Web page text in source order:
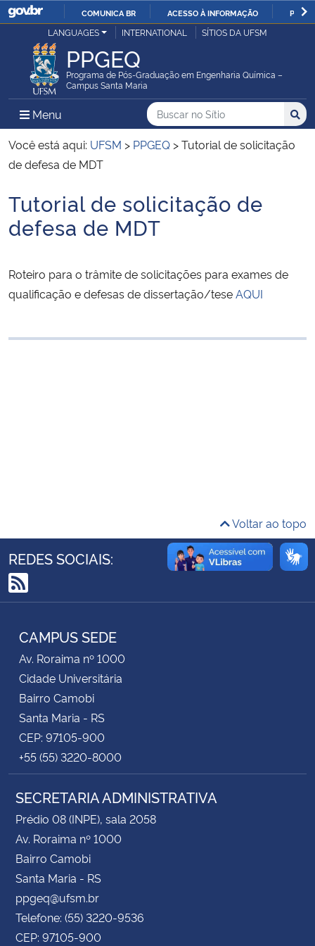
IR
O
COMUNICA BR ACESSO À INFORMAÇÃO
Ministério da Justiça e Segurança Pública
Ministério da Defesa
Ministério das Relações Exteriores
Ministério da Infraestrutura
Ministério da Educação
Controladoria-Geral da União
Secretaria-Geral
Secretaria de Governo
Gabinete de Segurança Institucional
Advocacia-Geral da União
LANGUAGES INTERNATIONAL SÍTIOS DA UFSM
PPGEQ
Programa de Pós-Graduação em Engenharia Química –
Campus Santa Maria
Menu Menu Principal do Sítio
Busca
Buscar no no Sítio
Busca:
Você está aqui: UFSM > PPGEQ >Tutorial de solicitação
de defesa de MDT
Início do conteúdo
Tutorial de solicitação de
defesa de MDT
Roteiro para o trâmite de solicitações para exames de
qualificação e defesas de dissertação/teseAQUI
Voltar ao topo
REDES SOCIAIS:
RSS
CAMPUS SEDE
Av. Roraima nº 1000
Cidade Universitária
Bairro Camobi
Santa Maria - RS
CEP: 97105-900
+55 (55) 3220-8000
SECRETARIA ADMINISTRATIVA
Prédio 08 (INPE), sala 2058
Av. Roraima nº 1000
Bairro Camobi
Santa Maria - RS
ppgeq@ufsm.br
Telefone: (55) 3220-9536
CEP: 97105-900